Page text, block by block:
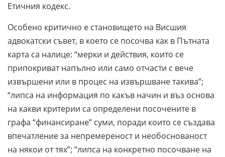
Етичния кодекс.
Особено критично е становището на Висшия
адвокатски съвет, в което се посочва как в Пътната
карта са налице: “мерки и действия, които се
припокриват напълно или само отчасти с вече
извършени или в процес на извършване такива”;
“липса на информация по какъв начин и въз основа
на какви критерии са определени посочените в
графа “финансиране” суми, поради които се създава
впечатление за непремереност и необоснованост
на някои от тях”; “липса на конкретно посочване на